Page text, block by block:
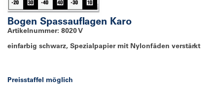
Bogen Spassauflagen Karo
Artikelnummer: 8020 V
einfarbig schwarz, Spezialpapier mit Nylonfäden verstärkt
Preisstaffel möglich